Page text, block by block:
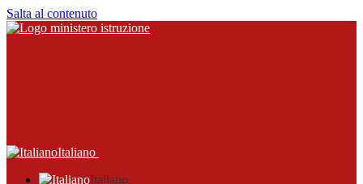
Salta al contenuto
Italiano
Italiano